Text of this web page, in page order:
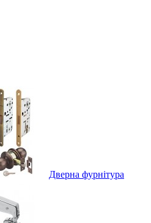
Дверна фурнітура